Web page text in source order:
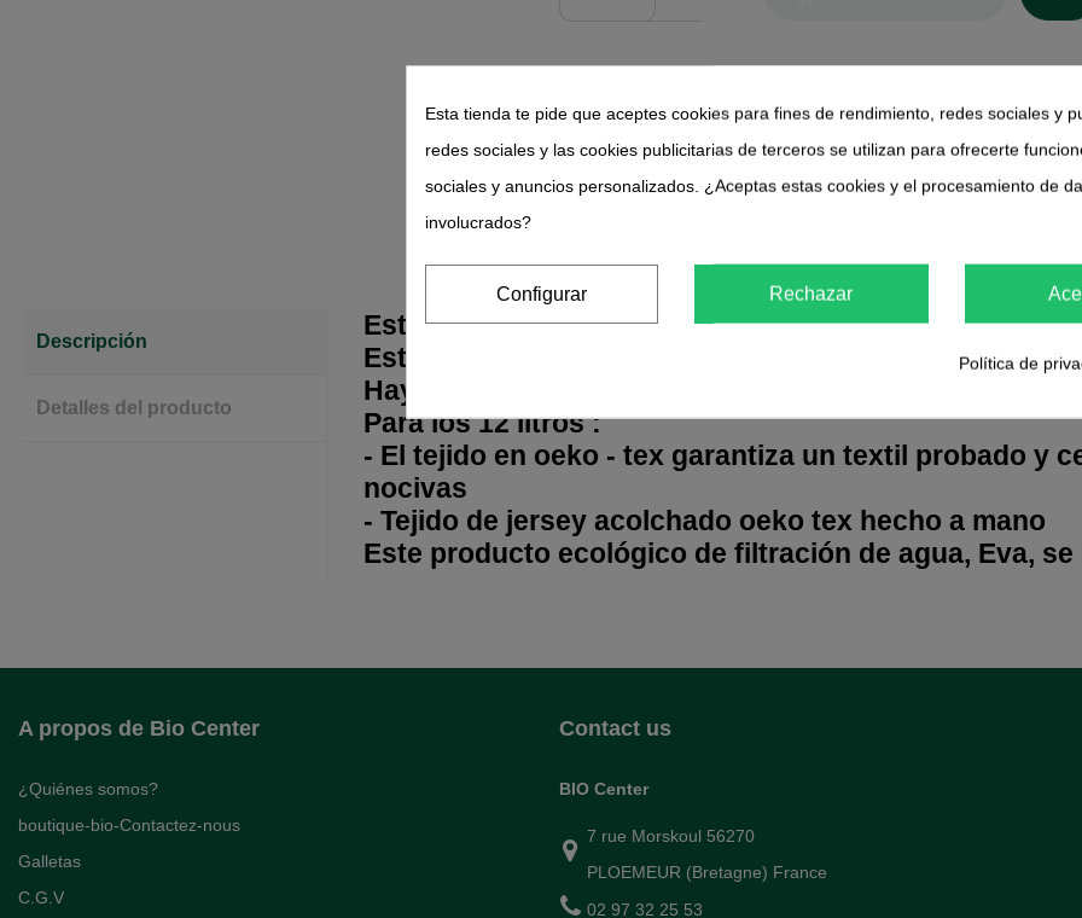
Descripción
Detalles del producto
Este accesorio de EVA consiste en una cubierta
Esta cubierta para la fuente EVA de 12 litros protege
Hay varios colores disponibles
Para los 12 litros :
- El tejido en oeko - tex garantiza un textil probado y
nocivas
- Tejido de jersey acolchado oeko tex hecho a mano
Este producto ecológico de filtración de agua, Eva,
A propos de Bio Center
¿Quiénes somos?
boutique-bio-Contactez-nous
Galletas
C.G.V
Contact us
BIO Center
7 rue Morskoul 56270
PLOEMEUR (Bretagne) France
02 97 32 25 53
Esta tienda te pide que aceptes cookies para fines de rendimiento, redes sociales y
redes sociales y las cookies publicitarias de terceros se utilizan para ofrecerte
sociales y anuncios personalizados. ¿Aceptas estas cookies y el procesamiento de
involucrados?
Configurar Rechazar
Política de